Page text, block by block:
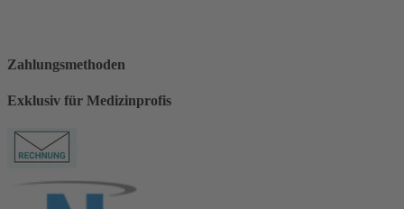
Zahlungsmethoden
Exklusiv für Medizinprofis